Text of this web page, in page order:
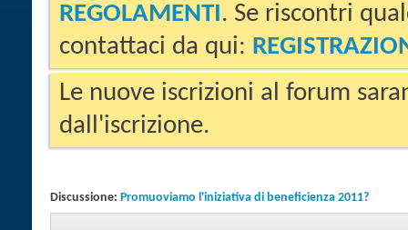
REGOLAMENTI. Se riscontri
contattaci da qui:
Le nuove iscrizioni al forum
dall'iscrizione.
Discussione: Promuoviamo l'iniziativa di beneficienza 2011?